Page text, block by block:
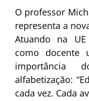
O professor
representa a
Atuando na
como docente
importância
alfabetização:
cada vez. Cada